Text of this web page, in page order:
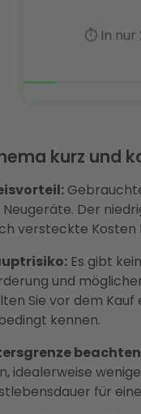
kurz und
Neugeräte. Der
versteckte Kosten
Es gibt
und
Sie vor dem
kennen.
idealerweise
für